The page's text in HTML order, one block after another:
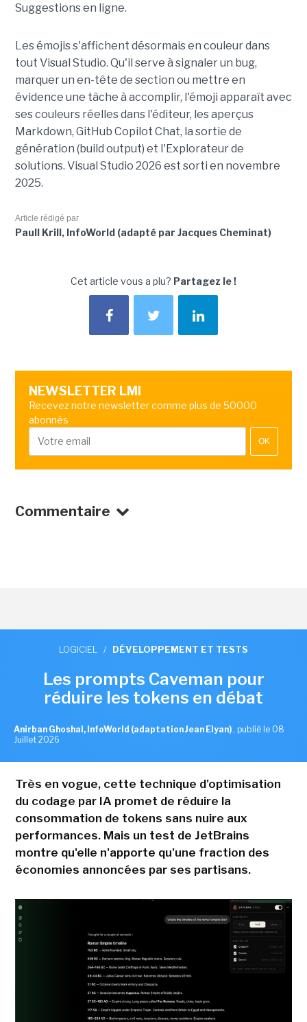
Suggestions en ligne.
Les émojis s'affichent désormais en couleur dans
tout Visual Studio. Qu'il serve à signaler un bug,
marquer un en-tête de section ou mettre en
évidence une tâche à accomplir, l'émoji apparaît avec
ses couleurs réelles dans l'éditeur, les aperçus
Markdown, GitHub Copilot Chat, la sortie de
génération (build output) et l'Explorateur de
solutions. Visual Studio 2026 est sorti en novembre
2025.
Article rédigé par
Paull Krill, InfoWorld (adapté par Jacques Cheminat)
Cet article vous a plu? Partagez le !
NEWSLETTER LMI
Recevez notre newsletter comme plus de 50000
abonnés
OK
Commentaire
LOGICIEL / DÉVELOPPEMENT ET TESTS
Les prompts Caveman pour
réduire les tokens en débat
Anirban Ghoshal, InfoWorld (adaptation Jean Elyan) , publié le 08
Juillet 2026
Très en vogue, cette technique d'optimisation
du codage par IA promet de réduire la
consommation de tokens sans nuire aux
performances. Mais un test de JetBrains
montre qu'elle n'apporte qu'une fraction des
économies annoncées par ses partisans.